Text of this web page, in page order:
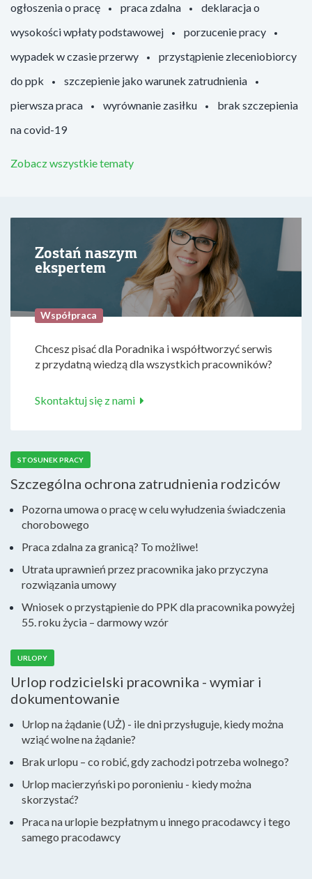
ogłoszenia o pracę praca zdalna
deklaracja o
wysokości wpłaty podstawowej
porzucenie pracy
wypadek w czasie przerwy
przystąpienie zleceniobiorcy
do ppk
szczepienie jako warunek zatrudnienia
pierwsza praca
wyrównanie zasiłku
brak szczepienia
na covid-19
Zobacz wszystkie tematy
Zostań naszym
ekspertem
Współpraca
Chcesz pisać dla Poradnika i współtworzyć serwis
z przydatną wiedzą dla wszystkich pracowników?
Skontaktuj się z nami
STOSUNEK PRACY
Szczególna ochrona zatrudnienia rodziców
Pozorna umowa o pracę w celu wyłudzenia świadczenia
chorobowego
Praca zdalna za granicą? To możliwe!
Utrata uprawnień przez pracownika jako przyczyna
rozwiązania umowy
Wniosek o przystąpienie do PPK dla pracownika powyżej
55. roku życia – darmowy wzór
URLOPY
Urlop rodzicielski pracownika - wymiar i
dokumentowanie
Urlop na żądanie (UŻ) - ile dni przysługuje, kiedy można
wziąć wolne na żądanie?
Brak urlopu – co robić, gdy zachodzi potrzeba wolnego?
Urlop macierzyński po poronieniu - kiedy można
skorzystać?
Praca na urlopie bezpłatnym u innego pracodawcy i tego
samego pracodawcy